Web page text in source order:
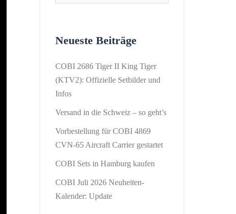
Neueste Beiträge
COBI 2686 Tiger II King Tiger
(KTV2): Offizielle Setbilder und
Infos
Versand in die Schweiz – so geht’s
Vorbestellung für COBI 4869
CVN-65 Aircraft Carrier gestartet
COBI Sets in Hamburg kaufen
COBI Juli 2026 Neuheiten-
Kalender: Update